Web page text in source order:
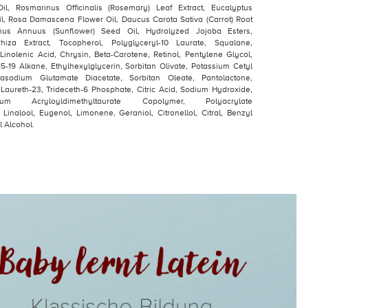
Rosmarinus Officinalis (Rosemary) Leaf Extract, Eucalyptus
Rosa Damascena Flower Oil, Daucus Carota Sativa (Carrot) Root
Annuus (Sunflower) Seed Oil, Hydrolyzed Jojoba Esters,
Extract, Tocopherol, Polyglyceryl-10 Laurate, Squalane,
Acid, Chrysin, Beta-Carotene, Retinol, Pentylene Glycol,
19 Alkane, Ethylhexylglycerin, Sorbitan Olivate, Potassium Cetyl
Glutamate Diacetate, Sorbitan Oleate, Pantolactone,
23, Trideceth-6 Phosphate, Citric Acid, Sodium Hydroxide,
Acryloyldimethyltaurate Copolymer, Polyacrylate
Linalool, Eugenol, Limonene, Geraniol, Citronellol, Citral, Benzyl
Alcohol.